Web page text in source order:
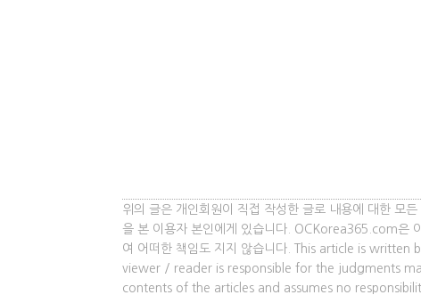
위의 글은 개인회원이 직접 작성한 글로 내용에 대한 모
을 본 이용자 본인에게 있습니다. OCKorea365.com은
여 어떠한 책임도 지지 않습니다. This article is
viewer / reader is responsible for the judgments
contents of the articles and assumes no